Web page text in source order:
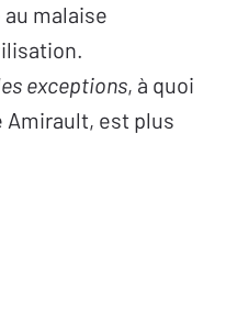
malaise
exceptions, à quoi
Amirault, est plus